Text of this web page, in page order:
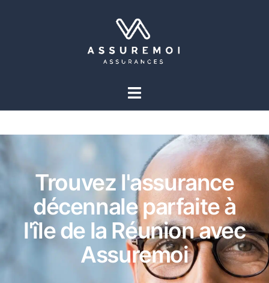
Trouvez l'assurance
décennale parfaite à
l'île de la Réunion avec
Assuremoi